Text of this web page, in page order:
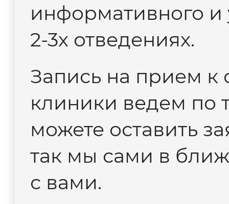
информативного и
2-3х отведениях.
Запись на прием
клиники ведем по
можете оставить
так мы сами в
с вами.